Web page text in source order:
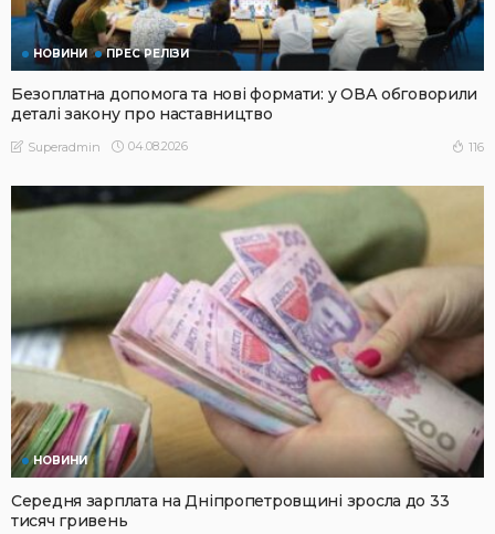
НОВИНИ ПРЕС РЕЛІЗИ
Безоплатна допомога та нові формати: у ОВА обговорили
деталі закону про наставництво
Superadmin 04.08.2026 116
НОВИНИ
Середня зарплата на Дніпропетровщині зросла до 33
тисяч гривень